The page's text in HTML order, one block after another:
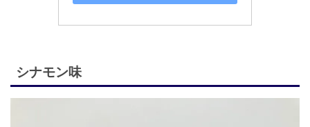
シナモン味